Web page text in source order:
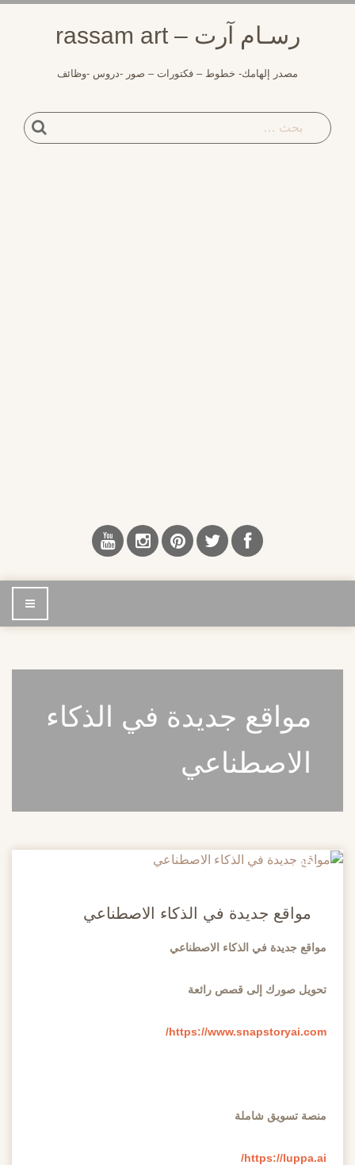
رسـام آرت – rassam art
مصدر إلهامك- خطوط – فكتورات – صور -دروس -وظائف
إضغط
للتصفح
مواقع جديدة في الذكاء
الاصطناعي
20
مواقع جديدة في الذكاء الاصطناعي
مواقع جديدة في الذكاء الاصطناعي
تحويل صورك إلى قصص رائعة
https://www.snapstoryai.com/
منصة تسويق شاملة
https://luppa.ai/